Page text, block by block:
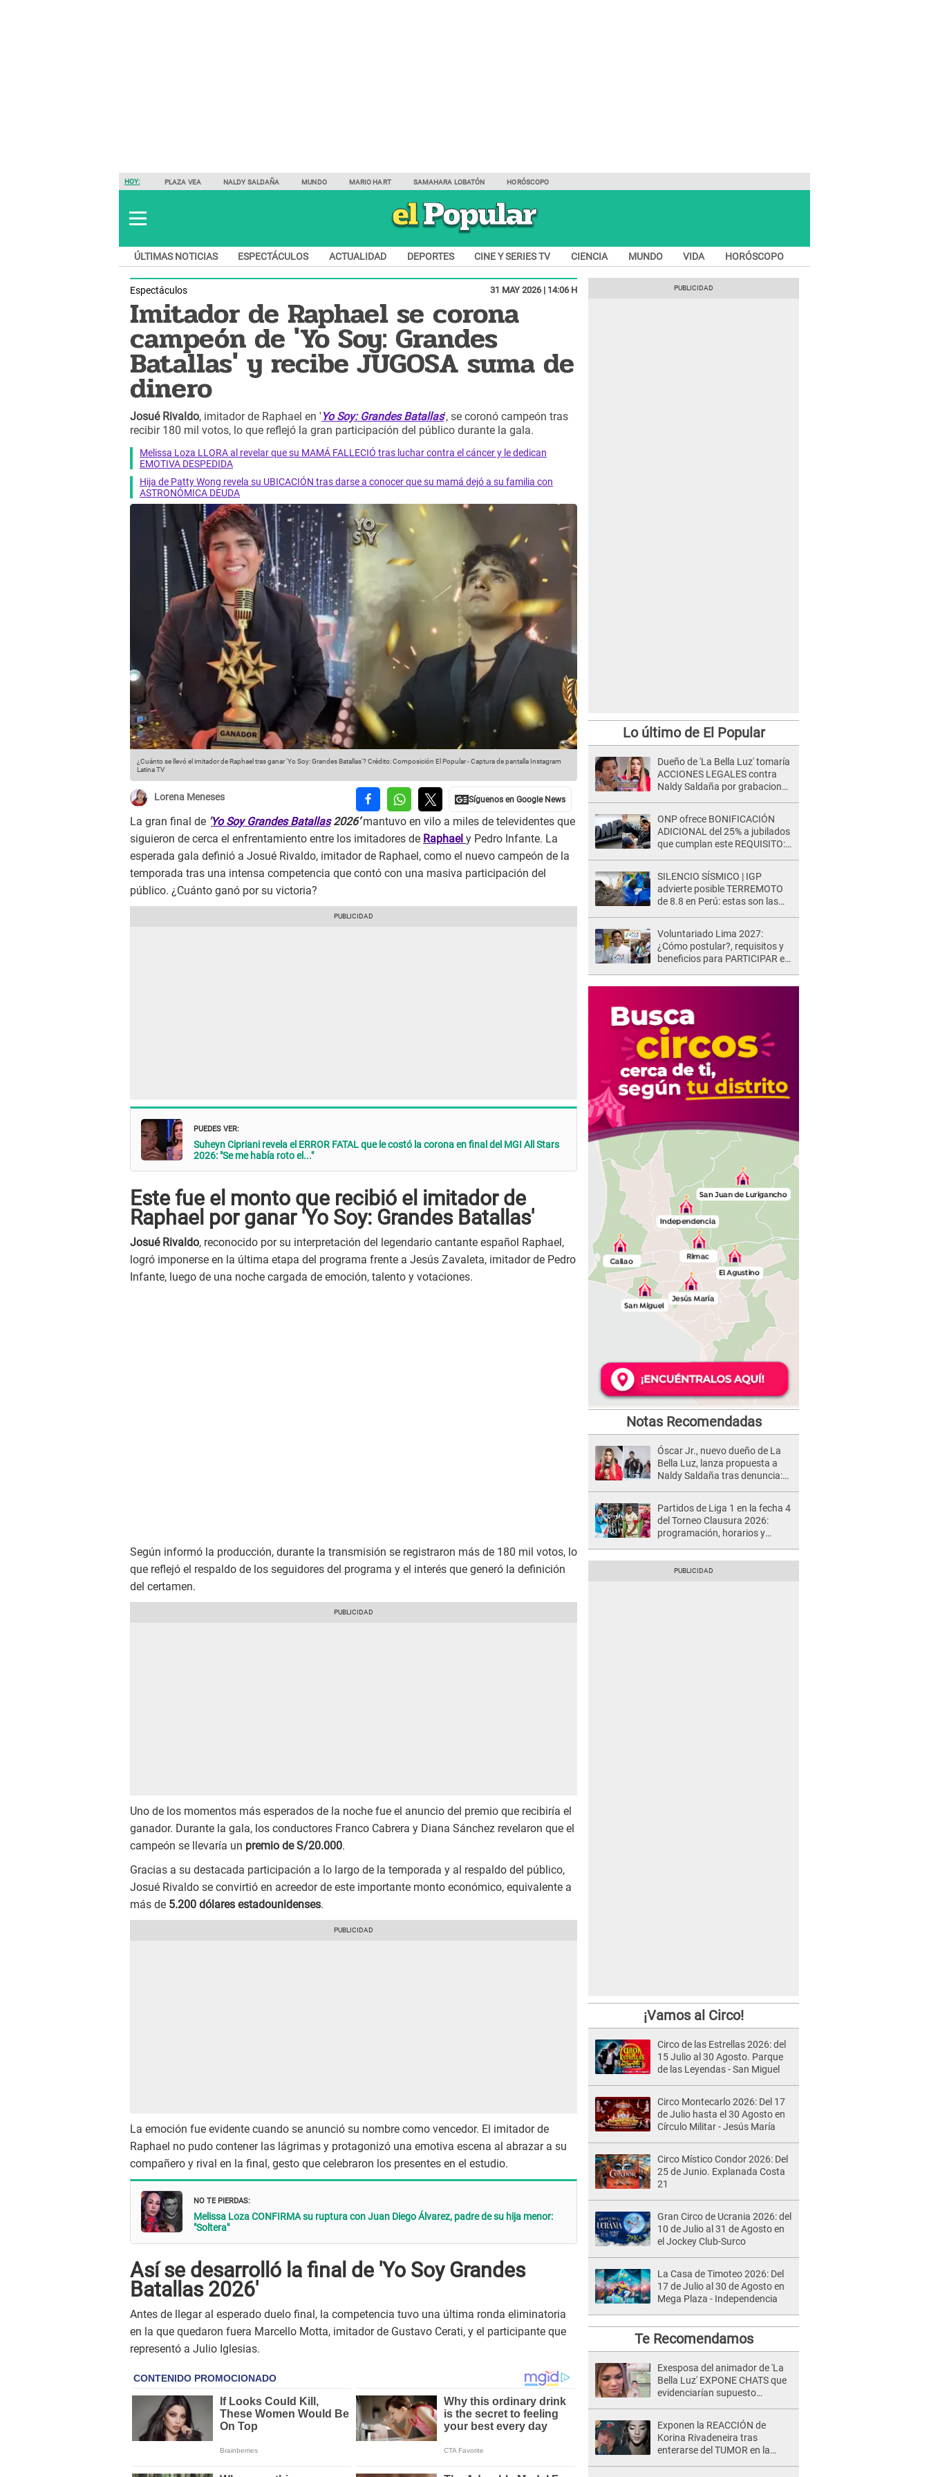
HOY: PLAZA VEA NALDY SALDAÑA MUNDO MARIO HART SAMAHARA LOBATÓN HORÓSCOPO
ÚLTIMAS NOTICIAS ESPECTÁCULOS ACTUALIDAD DEPORTES CINE Y SERIES TV CIENCIA MUNDO VIDA HORÓSCOPO
Espectáculos 31 MAY 2026 | 14:06 H
Imitador de Raphael se corona
campeón de 'Yo Soy: Grandes
Batallas' y recibe JUGOSA suma de
dinero
Josué Rivaldo, imitador de Raphael en ' Yo Soy: Grandes Batallas', se coronó campeón tras
recibir 180 mil votos, lo que reflejó la gran participación del público durante la gala.
Melissa Loza LLORA al revelar que su MAMÁ FALLECIÓ tras luchar contra el cáncer y le dedican
EMOTIVA DESPEDIDA
Hija de Patty Wong revela su UBICACIÓN tras darse a conocer que su mamá dejó a su familia con
ASTRONÓMICA DEUDA
¿Cuánto se llevó el imitador de Raphael tras ganar 'Yo Soy: Grandes Batallas'?Crédito: Composición El Popular - Captura de pantalla Instagram
Latina TV
Lorena Meneses
La gran final de Yo Soy Grandes Batallas2026’mantuvo en vilo a miles de televidentes que
siguieron de cerca el enfrentamiento entre los imitadores de Raphael y Pedro Infante. La
esperada gala definió a Josué Rivaldo, imitador de Raphael, como el nuevo campeón de la
temporada tras una intensa competencia que contó con una masiva participación del
público. ¿Cuánto ganó por su victoria?
PUEDES VER:
Suheyn Cipriani revela el ERROR FATAL que le costó la corona en final del MGI All Stars
2026: "Se me había roto el..."
Este fue el monto que recibió el imitador de
Raphael por ganar 'Yo Soy: Grandes Batallas'
Josué Rivaldo, reconocido por su interpretación del legendario cantante español Raphael,
logró imponerse en la última etapa del programa frente a Jesús Zavaleta, imitador de Pedro
Infante, luego de una noche cargada de emoción, talento y votaciones.
Según informó la producción, durante la transmisión se registraron más de 180 mil votos, lo
que reflejó el respaldo de los seguidores del programa y el interés que generó la definición
del certamen.
Uno de los momentos más esperados de la noche fue el anuncio del premio que recibiría el
ganador. Durante la gala, los conductores Franco Cabrera y Diana Sánchez revelaron que el
campeón se llevaría un premio de S/20.000.
Gracias a su destacada participación a lo largo de la temporada y al respaldo del público,
Josué Rivaldo se convirtió en acreedor de este importante monto económico, equivalente a
más de 5.200 dólares estadounidenses.
La emoción fue evidente cuando se anunció su nombre como vencedor. El imitador de
Raphael no pudo contener las lágrimas y protagonizó una emotiva escena al abrazar a su
compañero y rival en la final, gesto que celebraron los presentes en el estudio.
NO TE PIERDAS:
Melissa Loza CONFIRMA su ruptura con Juan Diego Álvarez, padre de su hija menor:
"Soltera"
Así se desarrolló la final de 'Yo Soy Grandes
Batallas 2026'
Antes de llegar al esperado duelo final, la competencia tuvo una última ronda eliminatoria
en la que quedaron fuera Marcello Motta, imitador de Gustavo Cerati, y el participante que
representó a Julio Iglesias.
Lo último de El Popular
Dueño de 'La Bella Luz' tomaría
ACCIONES LEGALES contra
Naldy Saldaña por grabaciones
ONP ofrece BONIFICACIÓN
ADICIONAL del 25% a jubilados
que cumplan este REQUISITO:
SILENCIO SÍSMICO | IGP
advierte posible TERREMOTO
de 8.8 en Perú: estas son las
Voluntariado Lima 2027:
¿Cómo postular?, requisitos y
beneficios para PARTICIPAR en
Notas Recomendadas
Óscar Jr., nuevo dueño de La
Bella Luz, lanza propuesta a
Naldy Saldaña tras denuncia:
Partidos de Liga 1 en la fecha 4
del Torneo Clausura 2026:
programación, horarios y
¡Vamos al Circo!
Circo de las Estrellas 2026: del
15 Julio al 30 Agosto. Parque
de las Leyendas - San Miguel
Circo Montecarlo 2026: Del 17
de Julio hasta el 30 Agosto en
Círculo Militar - Jesús María
Circo Místico Condor 2026: Del
25 de Junio. Explanada Costa
21
Gran Circo de Ucrania 2026: del
10 de Julio al 31 de Agosto en
el Jockey Club-Surco
La Casa de Timoteo 2026: Del
17 de Julio al 30 de Agosto en
Mega Plaza - Independencia
Te Recomendamos
Exesposa del animador de 'La
Bella Luz' EXPONE CHATS que
evidenciarían supuesto
Saldaña, pese a tener pareja
Exponen la REACCIÓN de
Korina Rivadeneira tras
enterarse del TUMOR en la